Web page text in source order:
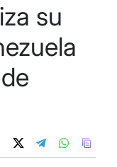
su